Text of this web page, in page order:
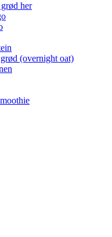
her
(overnight oat)